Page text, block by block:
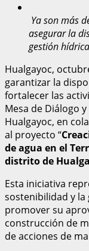
Ya son más
asegurar la
gestión
Hualgayoc,
garantizar la
fortalecer las
Mesa de Diálogo
Hualgayoc, en
al proyecto “
de agua en el
distrito de
Esta iniciativa
sostenibilidad y la
promover su
construcción de
de acciones de